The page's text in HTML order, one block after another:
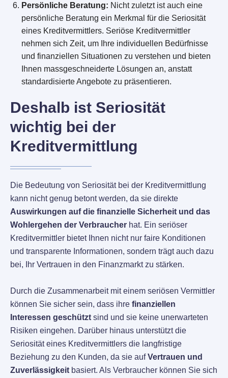
Persönliche Beratung: Nicht zuletzt ist auch eine
persönliche Beratung ein Merkmal für die Seriosität
eines Kreditvermittlers. Seriöse Kreditvermittler
nehmen sich Zeit, um Ihre individuellen Bedürfnisse
und finanziellen Situationen zu verstehen und bieten
Ihnen massgeschneiderte Lösungen an, anstatt
standardisierte Angebote zu präsentieren.
Deshalb ist Seriosität
wichtig bei der
Kreditvermittlung
Die Bedeutung von Seriosität bei der Kreditvermittlung
kann nicht genug betont werden, da sie direkte
Auswirkungen auf die finanzielle Sicherheit und das
Wohlergehen der Verbraucher hat. Ein seriöser
Kreditvermittler bietet Ihnen nicht nur faire Konditionen
und transparente Informationen, sondern trägt auch dazu
bei, Ihr Vertrauen in den Finanzmarkt zu stärken.
Durch die Zusammenarbeit mit einem seriösen Vermittler
können Sie sicher sein, dass ihre finanziellen
Interessen geschützt sind und sie keine unerwarteten
Risiken eingehen. Darüber hinaus unterstützt die
Seriosität eines Kreditvermittlers die langfristige
Beziehung zu den Kunden, da sie aufVertrauen und
Zuverlässigkeit basiert. Als Verbraucher können Sie sich